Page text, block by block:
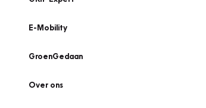
E-Mobility
GroenGedaan
Over ons